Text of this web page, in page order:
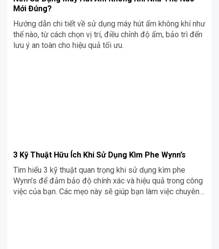
Mới Đúng?
Hướng dẫn chi tiết về sử dụng máy hút ẩm không khí như
thế nào, từ cách chọn vị trí, điều chỉnh độ ẩm, bảo trì đến
lưu ý an toàn cho hiệu quả tối ưu.
3 Kỹ Thuật Hữu Ích Khi Sử Dụng Kìm Phe Wynn’s
Tìm hiểu 3 kỹ thuật quan trọng khi sử dụng kìm phe
Wynn’s để đảm bảo độ chính xác và hiệu quả trong công
việc của bạn. Các mẹo này sẽ giúp bạn làm việc chuyên